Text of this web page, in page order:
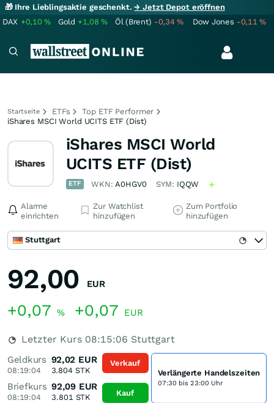
🎁 Ihre Lieblingsaktie geschenkt.→ Jetzt Depot eröffnen
DAX +0,10% Gold +1,08% Öl (Brent) -0,34% Dow Jones -0,11%
Startseite ETFs
Top ETF Performer
iShares MSCI World UCITS ETF (Dist)
iShares MSCI World
UCITS ETF (Dist)
ETF WKN:A0HGV0 SYM: IQQW
Alarme
einrichten
Zur Watchlist
hinzufügen
Zum Portfolio
hinzufügen
Stuttgart
92,00 EUR
+0,07 % +0,07 EUR
Letzter Kurs 08:15:06 Stuttgart
Geldkurs
08:19:04
92,02 EUR
3.804STK
Briefkurs
08:19:04
92,09 EUR
3.801 STK
Verkauf
Kauf
Verlängerte Handelszeiten
07:30 bis 23:00 Uhr